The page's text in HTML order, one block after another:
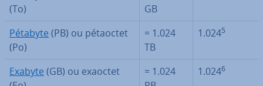
(To)
GB
Pétabyte (PB) ou pétaoctet
(Po)
= 1.024
TB
1.0245
Exabyte (GB) ou exaoctet
= 1.024
1.0246